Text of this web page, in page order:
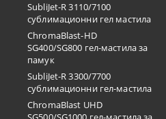
SubliJet-R 3110/7100
сублимационни гел мастила
ChromaBlast-HD
SG400/SG800 гел-мастила за
памук
SubliJet-R 3300/7700
сублимационни гел-мастила
ChromaBlast UHD